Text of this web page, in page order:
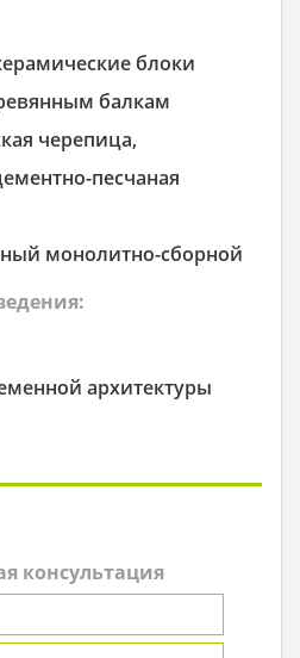
блоки
балкам
черепица,
песчаная
монолитно-сборной
архитектуры
консультация